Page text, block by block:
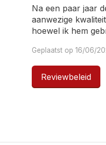
Na een paar jaar
aanwezige
hoewel ik hem
Geplaatst op 16/06/
Hellemans
Reviewbeleid